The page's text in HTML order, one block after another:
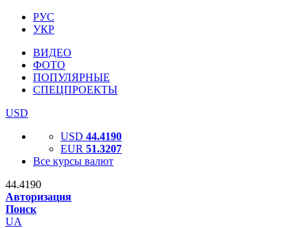
РУС
УКР
ВИДЕО
ФОТО
ПОПУЛЯРНЫЕ
СПЕЦПРОЕКТЫ
USD
USD 44.4190
EUR 51.3207
Все курсы валют
44.4190
Авторизация
Поиск
UA